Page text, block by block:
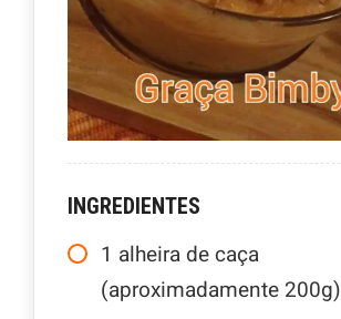
INGREDIENTES
1 alheira de caça
(aproximadamente 200g)